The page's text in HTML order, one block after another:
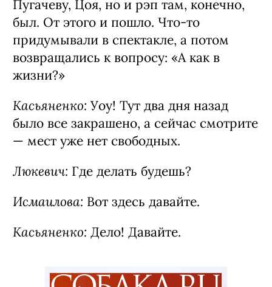
Пугачеву, Цоя, но и рэп там, конечно,
был. От этого и пошло. Что-то
придумывали в спектакле, а потом
возвращались к вопросу: «А как в
жизни?»
Касьяненко: Уоу! Тут два дня назад
было все закрашено, а сейчас смотрите
— мест уже нет свободных.
Люкевич: Где делать будешь?
Исмаилова: Вот здесь давайте.
Касьяненко: Дело! Давайте.